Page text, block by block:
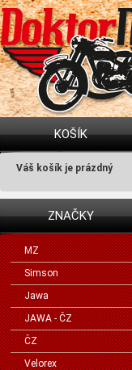
KOŠÍK
Váš košík je prázdný
ZNAČKY
MZ
Simson
Jawa
JAWA - ČZ
ČZ
Velorex